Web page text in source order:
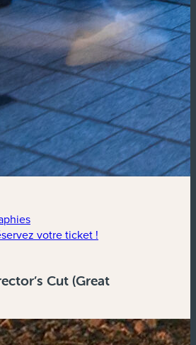
votre ticket !
Cut (Great